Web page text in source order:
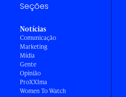
Seções
Notícias
Comunicação
Marketing
Mídia
Gente
Opinião
ProXXIma
Women To Watch